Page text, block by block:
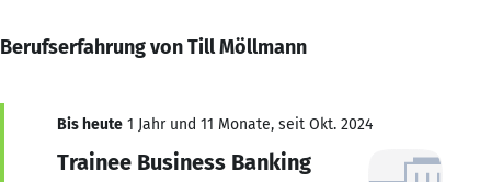
Berufserfahrung von Till Möllmann
Bis heute 1 Jahr und 11 Monate, seit Okt. 2024
Trainee Business Banking